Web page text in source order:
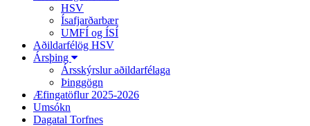
HSV
Ísafjarðarbær
UMFÍ og ÍSÍ
Aðildarfélög HSV
Ársþing
Ársskýrslur aðildarfélaga
Þinggögn
Æfingatöflur 2025-2026
Umsókn
Dagatal Torfnes